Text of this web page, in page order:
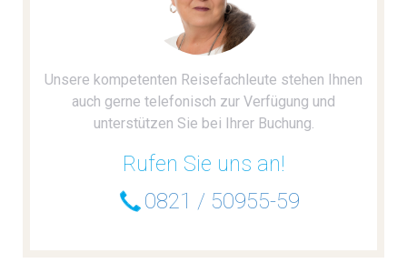
Unsere kompetenten Reisefachleute stehen Ihnen
auch gerne telefonisch zur Verfügung und
unterstützen Sie bei Ihrer Buchung.
Rufen Sie uns an!
0821 / 50955-59